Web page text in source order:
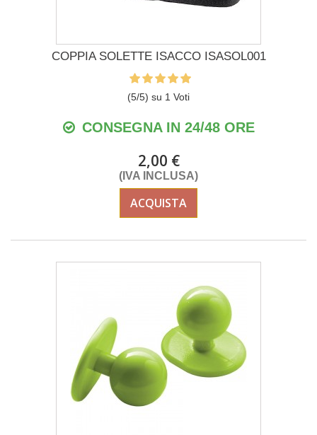
COPPIA SOLETTE ISACCO ISASOL001
(5/5) su 1 Voti
CONSEGNA IN 24/48 ORE
2,00 €
(IVA INCLUSA)
ACQUISTA